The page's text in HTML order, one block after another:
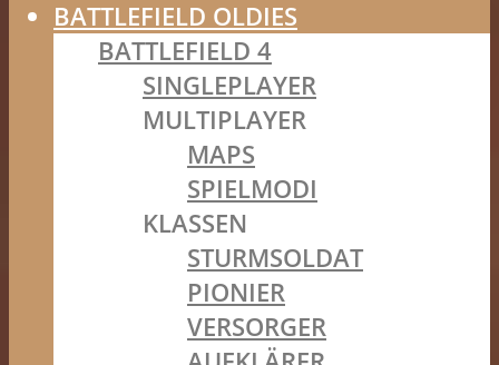
BATTLEFIELD OLDIES
BATTLEFIELD 4
SINGLEPLAYER
MULTIPLAYER
MAPS
SPIELMODI
KLASSEN
STURMSOLDAT
PIONIER
VERSORGER